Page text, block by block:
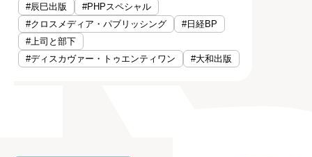
#辰巳出版
#PHPスペシャル
#クロスメディア・パブリッシング
#日経BP
#上司と部下
#ディスカヴァー・トゥエンティワン
#大和出版